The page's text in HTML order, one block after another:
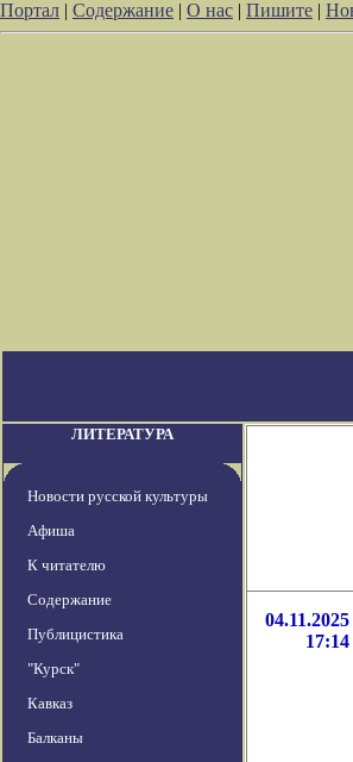
Портал | Содержание | О нас | Пишите |
ЛИТЕРАТУРА
Новости русской культуры
Афиша
К читателю
Содержание
Публицистика
"Курск"
Кавказ
Балканы
04.11.2025
17:14